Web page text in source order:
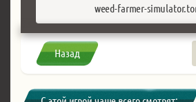
weed-farmer-
Назад